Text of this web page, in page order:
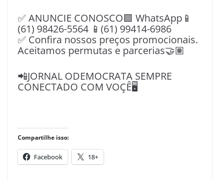
✅ ANUNCIE CONOSCO🟩 WhatsApp📱
(61) 98426-5564 📱(61) 99414-6986
✅ Confira nossos preços promocionais.
Aceitamos permutas e parcerias🤝🏽
📲JORNAL ODEMOCRATA SEMPRE
CONECTADO COM VOÇÊ🖥️
Compartilhe isso:
Facebook 18+